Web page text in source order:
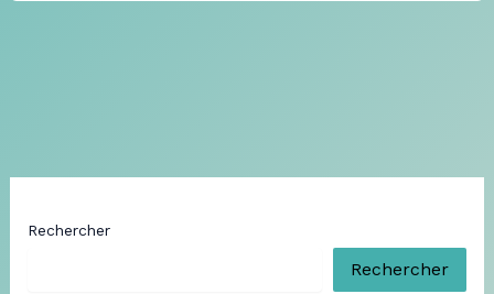
Rechercher
Rechercher